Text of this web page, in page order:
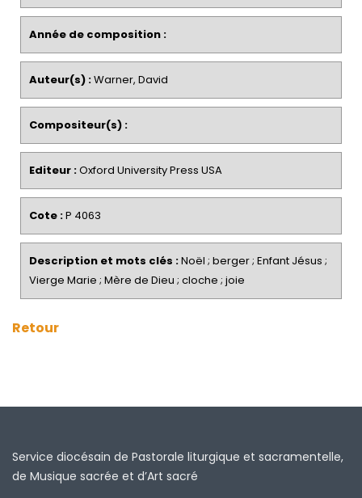
Année de composition :
Auteur(s) :Warner, David
Compositeur(s) :
Editeur :Oxford University Press USA
Cote :P 4063
Description et mots clés :Noël ; berger ; Enfant Jésus ;
Vierge Marie ; Mère de Dieu ; cloche ; joie
Retour
Service diocésain de Pastorale liturgique et sacramentelle,
de Musique sacrée et d’Art sacré